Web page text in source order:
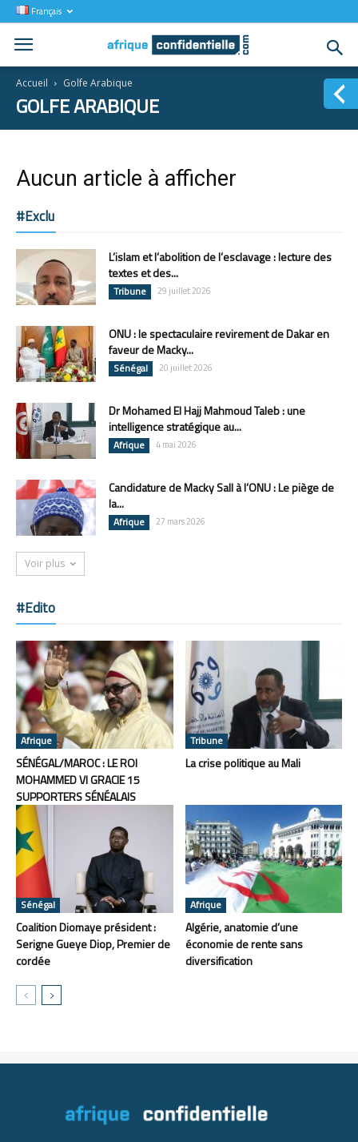
Français
Accueil Golfe Arabique
GOLFE ARABIQUE
Aucun article à afficher
#Exclu
L’islam et l’abolition de l’esclavage : lecture des
textes et des...
Tribune 29 juillet 2026
ONU : le spectaculaire revirement de Dakar en
faveur de Macky...
Sénégal 20 juillet 2026
Dr Mohamed El Hajj Mahmoud Taleb : une
intelligence stratégique au...
Afrique 4 mai 2026
Candidature de Macky Sall à l’ONU : Le piège de
la...
Afrique 27 mars 2026
Voir plus
#Edito
Afrique
SÉNÉGAL/MAROC : LE ROI
MOHAMMED VI GRACIE 15
SUPPORTERS SÉNÉALAIS
Tribune
La crise politique au Mali
Sénégal
Coalition Diomaye président :
Serigne Gueye Diop, Premier de
cordée
Afrique
Algérie, anatomie d’une
économie de rente sans
diversification